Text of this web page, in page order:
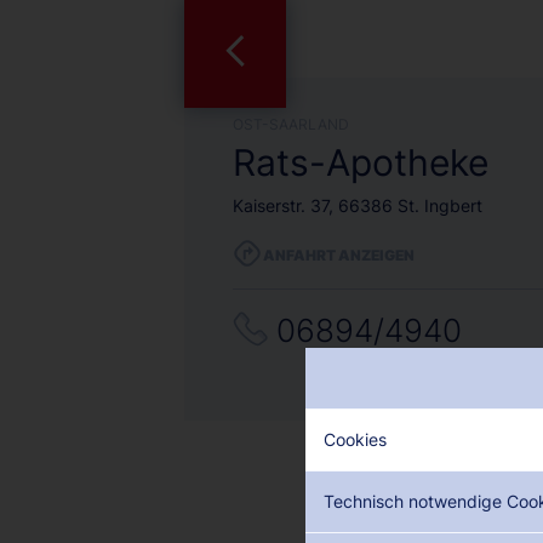
Rats-Apotheke
Kaiserstr. 37, 66386 St. Ingbert
06894/4940
Cookies
Technisch notwendige